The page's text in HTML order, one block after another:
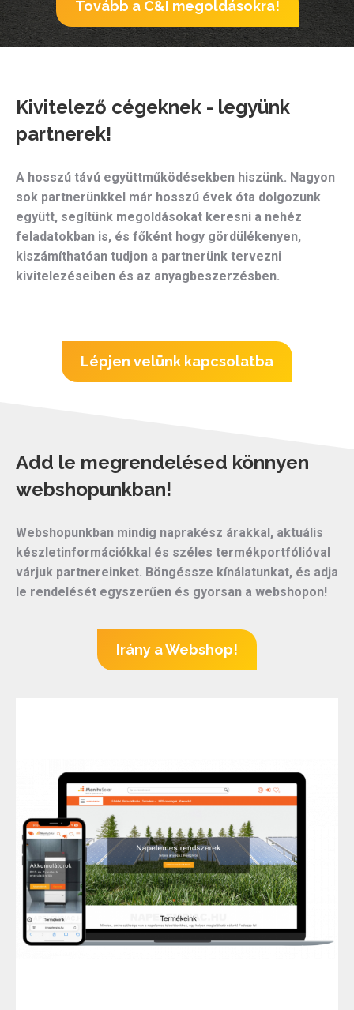
Tovább a C&I megoldásokra!
Kivitelező cégeknek - legyünk
partnerek!
A hosszú távú együttműködésekben hiszünk. Nagyon
sok partnerünkkel már hosszú évek óta dolgozunk
együtt, segítünk megoldásokat keresni a nehéz
feladatokban is, és főként hogy gördülékenyen,
kiszámíthatóan tudjon a partnerünk tervezni
kivitelezéseiben és az anyagbeszerzésben.
Lépjen velünk kapcsolatba
Add le megrendelésed könnyen
webshopunkban!
Webshopunkban mindig naprakész árakkal, aktuális
készletinformációkkal és széles termékportfólióval
várjuk partnereinket. Böngéssze kínálatunkat, és adja
le rendelését egyszerűen és gyorsan a webshopon!
Irány a Webshop!